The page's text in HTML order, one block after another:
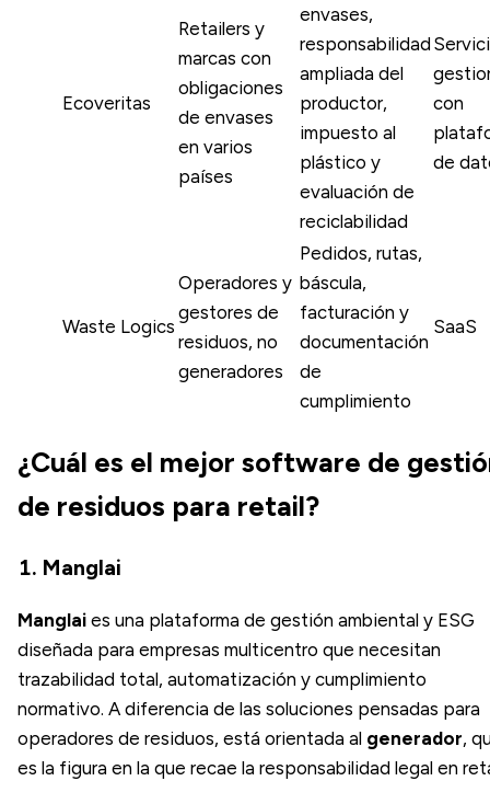
Ecoveritas
Retailers y
marcas con
obligaciones
de envases
en varios
países
envases,
responsabilidad
ampliada del
productor,
impuesto al
plástico y
evaluación de
reciclabilidad
con
de
Waste Logics
Operadores y
gestores de
residuos, no
generadores
Pedidos, rutas,
báscula,
facturación y
documentación
de
cumplimiento
SaaS
¿Cuál es el mejor software de
de residuos para retail?
1. Manglai
Manglai es una plataforma de gestión ambiental y ESG
diseñada para empresas multicentro que necesitan
trazabilidad total, automatización y cumplimiento
normativo. A diferencia de las soluciones pensadas para
operadores de residuos, está orientada al generador,
es la figura en la que recae la responsabilidad legal en